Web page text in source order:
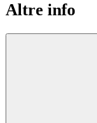
Altre info